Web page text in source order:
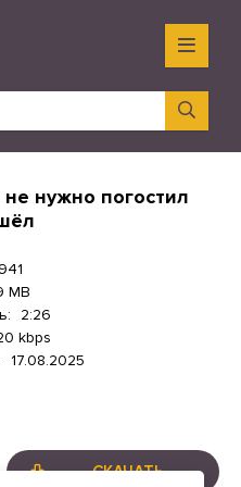
не нужно погостил
MB
2:26
kbps
17.08.2025
СКАЧАТЬ